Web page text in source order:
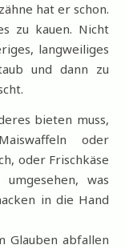
hat er schon.
zu kauen. Nicht
langweiliges
und dann zu
bieten muss,
oder
oder Frischkäse
was
in die Hand
Glauben abfallen